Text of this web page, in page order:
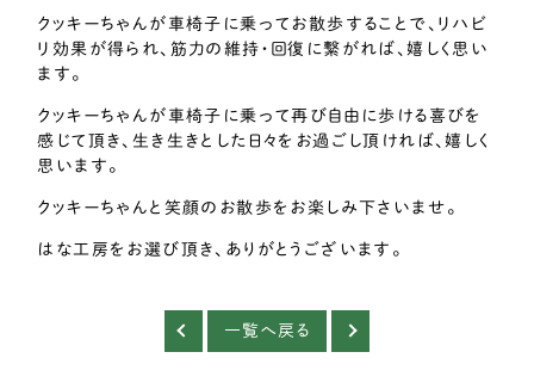
クッキーちゃんが車椅子に乗ってお散歩することで、リハビ
リ効果が得られ、筋力の維持・回復に繋がれば、嬉しく思い
ます。
クッキーちゃんが車椅子に乗って再び自由に歩ける喜びを
感じて頂き、生き生きとした日々をお過ごし頂ければ、嬉しく
思います。
クッキーちゃんと笑顔のお散歩をお楽しみ下さいませ。
はな工房をお選び頂き、ありがとうございます。
一覧へ戻る